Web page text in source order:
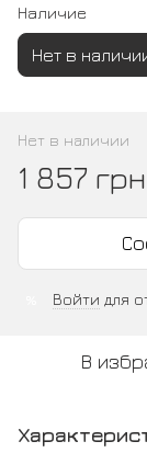
Наличие
Нет в
Нет в наличии
1 857 грн
Войти для
В